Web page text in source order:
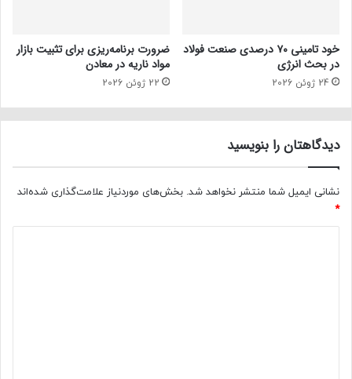
خود تامینی ۷۰ درصدی صنعت فولاد
در بحث انرژی
24 ژوئن 2026
ضرورت برنامه‌ریزی برای تثبیت بازار
مواد ناریه در معادن
22 ژوئن 2026
دیدگاهتان را بنویسید
نشانی ایمیل شما منتشر نخواهد شد. بخش‌های موردنیاز علامت‌گذاری شده‌اند
*